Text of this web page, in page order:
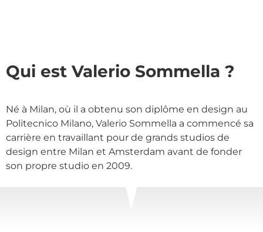
Qui est Valerio Sommella ?
Né à Milan, où il a obtenu son diplôme en design au
Politecnico Milano, Valerio Sommella a commencé sa
carrière en travaillant pour de grands studios de
design entre Milan et Amsterdam avant de fonder
son propre studio en 2009.